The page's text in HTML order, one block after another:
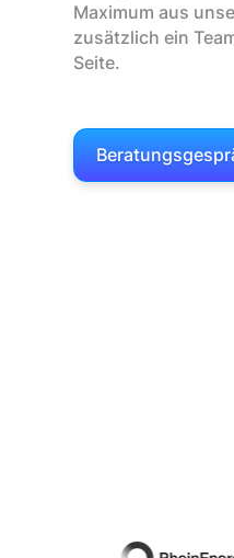
Maximum aus
zusätzlich ein
Seite.